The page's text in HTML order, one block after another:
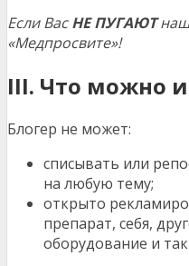
Если ВасНЕ ПУГАЮТ
«Медпросвите»!
III. Что можно и
Блогер не может:
списывать или
на любую тему;
открыто
препарат, себя,
оборудование и